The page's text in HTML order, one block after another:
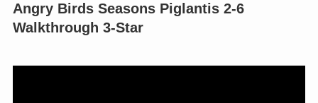
Angry Birds Seasons Piglantis 2-6
Walkthrough 3-Star